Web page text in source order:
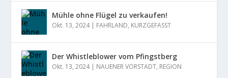
Mühle ohne Flügel zu verkaufen!
Okt. 13, 2024| FAHRLAND, KURZGEFASST
Der Whistleblower vom Pfingstberg
Okt. 13, 2024| NAUENER VORSTADT, REGION